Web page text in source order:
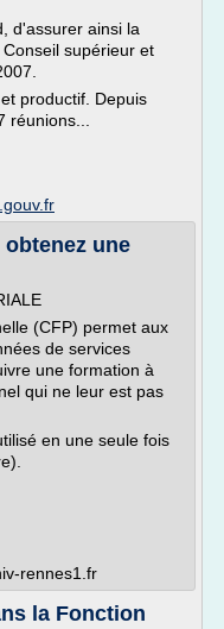
d'assurer ainsi la
supérieur et
productif. Depuis
une
(CFP) permet aux
de services
une formation à
qui ne leur est pas
en une seule fois
rennes1.fr
la Fonction